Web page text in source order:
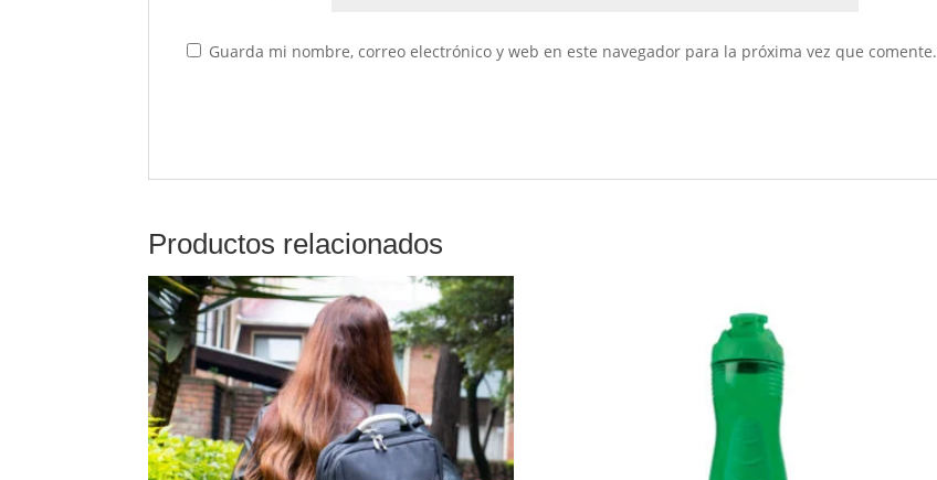
Guarda mi nombre, correo electrónico y web en este navegador para la próxima vez que comente.
Productos relacionados